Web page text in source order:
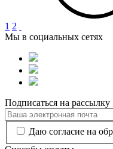
1 2
Мы в социальных сетях
Подписаться на рассылку
Даю согласие на